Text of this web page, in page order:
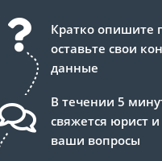
Кратко опишите
оставьте свои
данные
В течении 5
свяжется юрист
ваши вопросы